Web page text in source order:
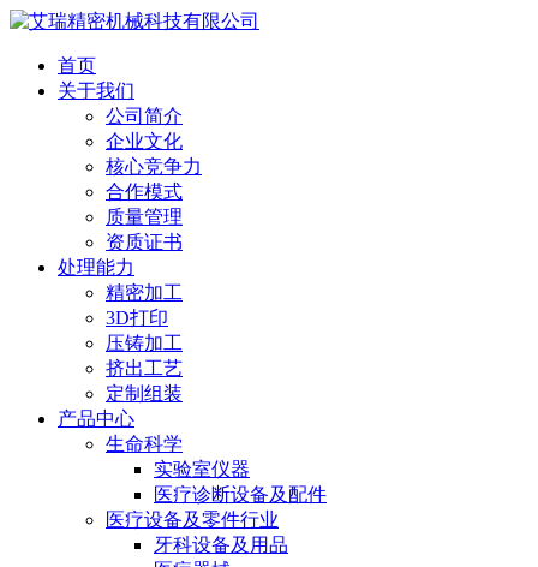
首页
关于我们
公司简介
企业文化
核心竞争力
合作模式
质量管理
资质证书
处理能力
精密加工
3D打印
压铸加工
挤出工艺
定制组装
产品中心
生命科学
实验室仪器
医疗诊断设备及配件
医疗设备及零件行业
牙科设备及用品